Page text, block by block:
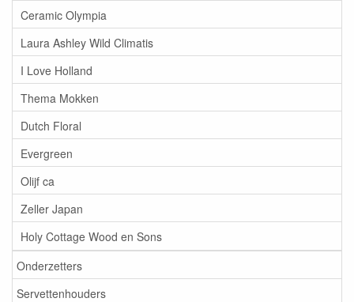
Ceramic Olympia
Laura Ashley Wild Climatis
I Love Holland
Thema Mokken
Dutch Floral
Evergreen
Olijf ca
Zeller Japan
Holy Cottage Wood en Sons
Onderzetters
Servettenhouders